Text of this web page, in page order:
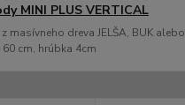
MINI PLUS VERTICAL
masívneho dreva JELŠA, BUK alebo
cm, hrúbka 4cm